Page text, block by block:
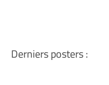
Derniers posters :